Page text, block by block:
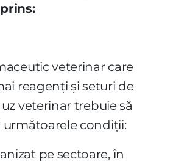
veterinar care
reagenţi şi seturi de
veterinar trebuie să
condiţii:
pe sectoare, în